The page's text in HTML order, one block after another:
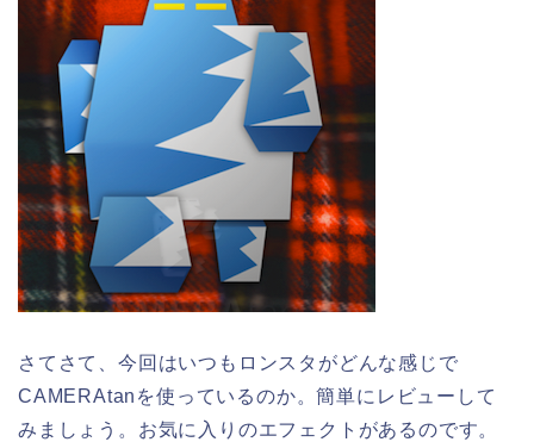
さてさて、今回はいつもロンスタがどんな感じで
CAMERAtanを使っているのか。簡単にレビューして
みましょう。お気に入りのエフェクトがあるのです。